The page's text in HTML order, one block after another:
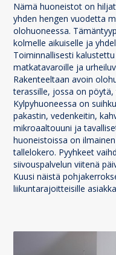
Nämä huoneistot on
yhden hengen vuodetta
olohuoneessa.
kolmelle aikuiselle ja
Toiminnallisesti
matkatavaroille ja
Rakenteeltaan avoin
terassille, jossa on
Kylpyhuoneessa on
pakastin, vedenkeitin,
mikroaaltouuni ja
huoneistoissa on
tallelokero. Pyyhkeet
siivouspalvelun viitenä
Kuusi näistä
liikuntarajoitteisille